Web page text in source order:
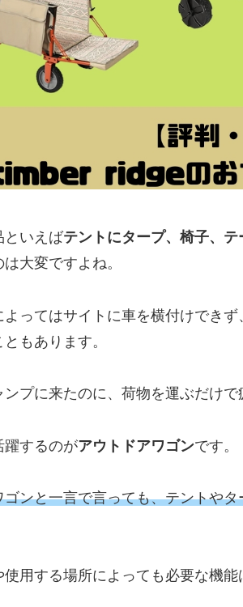
といえばテントにタープ、椅子、テ
大変ですよね。
ってはサイトに車を横付けできず
もあります。
プに来たのに、荷物を運ぶだけ
躍するのがアウトドアワゴンです。
ゴンと一言で言っても、テントや
用する場所によっても必要な機能